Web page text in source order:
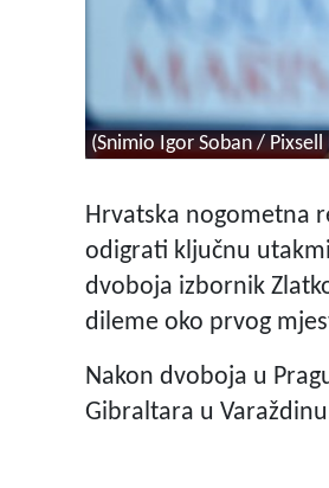
(Snimio Igor Soban / Pixsell
Hrvatska nogometna
odigrati ključnu
dvoboja izbornik
dileme oko prvog
Nakon dvoboja u
Gibraltara u